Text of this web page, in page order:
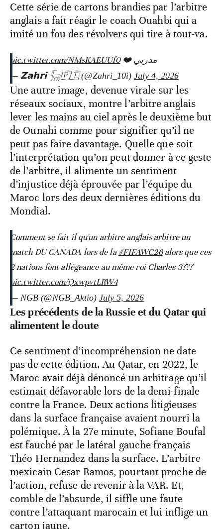
Cette série de cartons brandies par l’arbitre
anglais a fait réagir le coach Ouahbi qui a
imité un fou des révolvers qui tire à tout-va.
مدربي ❤️pic.twitter.com/NMsKAEUUf0
— 𝗭𝗮𝗵𝗿𝗶 𓃵🇵🇹 (@Zahri_10i) July 4, 2026
Une autre image, devenue virale sur les
réseaux sociaux, montre l’arbitre anglais
lever les mains au ciel après le deuxième but
de Ounahi comme pour signifier qu’il ne
peut pas faire davantage. Quelle que soit
l’interprétation qu’on peut donner à ce geste
de l’arbitre, il alimente un sentiment
d’injustice déjà éprouvée par l’équipe du
Maroc lors des deux dernières éditions du
Mondial.
Comment se fait il qu'un arbitre anglais arbitre un
match DU CANADA lors de la#FIFAWC26alors que ces
2 nations font allégeance au même roi Charles 3???
pic.twitter.com/QxwpvtLRW4
— NGB (@NGB_Aktio) July 5, 2026
Les précédents de la Russie et du Qatar qui
alimentent le doute
Ce sentiment d’incompréhension ne date
pas de cette édition. Au Qatar, en 2022, le
Maroc avait déjà dénoncé un arbitrage qu’il
estimait défavorable lors de la demi-finale
contre la France. Deux actions litigieuses
dans la surface française avaient nourri la
polémique. À la 27e minute, Sofiane Boufal
est fauché par le latéral gauche français
Théo Hernandez dans la surface. L’arbitre
mexicain Cesar Ramos, pourtant proche de
l’action, refuse de revenir à la VAR. Et,
comble de l’absurde, il siffle une faute
contre l’attaquant marocain et lui inflige un
carton jaune.